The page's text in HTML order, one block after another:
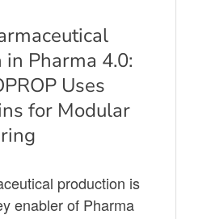
in Pharma 4.0:
Uses
for Modular
production is
enabler of Pharma